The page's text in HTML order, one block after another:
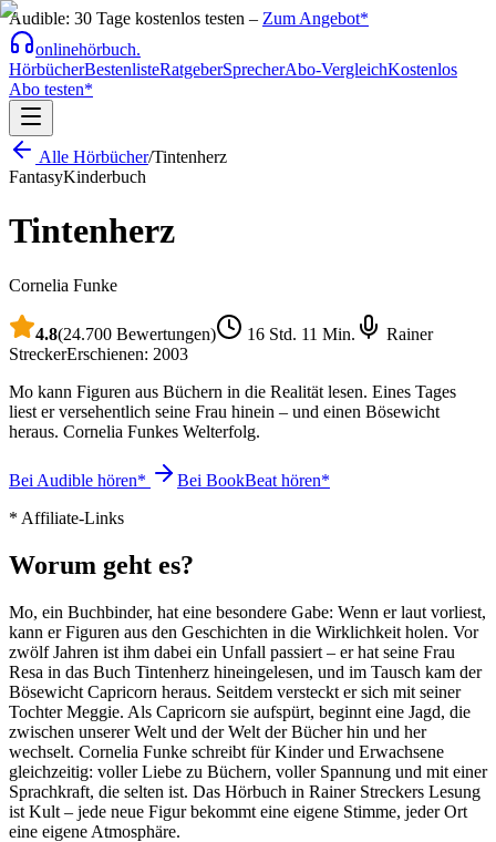
Audible: 30 Tage kostenlos testen – Zum Angebot*
onlinehörbuch.
HörbücherBestenlisteRatgeberSprecherAbo-VergleichKostenlos
Abo testen*
Alle Hörbücher/Tintenherz
FantasyKinderbuch
Tintenherz
Cornelia Funke
4.8(24.700 Bewertungen) 16 Std. 11 Min.
Rainer
StreckerErschienen: 2003
Mo kann Figuren aus Büchern in die Realität lesen. Eines Tages
liest er versehentlich seine Frau hinein – und einen Bösewicht
heraus. Cornelia Funkes Welterfolg.
Bei Audible hören*
Bei BookBeat hören*
* Affiliate-Links
Worum geht es?
Mo, ein Buchbinder, hat eine besondere Gabe: Wenn er laut vorliest,
kann er Figuren aus den Geschichten in die Wirklichkeit holen. Vor
zwölf Jahren ist ihm dabei ein Unfall passiert – er hat seine Frau
Resa in das Buch Tintenherz hineingelesen, und im Tausch kam der
Bösewicht Capricorn heraus. Seitdem versteckt er sich mit seiner
Tochter Meggie. Als Capricorn sie aufspürt, beginnt eine Jagd, die
zwischen unserer Welt und der Welt der Bücher hin und her
wechselt. Cornelia Funke schreibt für Kinder und Erwachsene
gleichzeitig: voller Liebe zu Büchern, voller Spannung und mit einer
Sprachkraft, die selten ist. Das Hörbuch in Rainer Streckers Lesung
ist Kult – jede neue Figur bekommt eine eigene Stimme, jeder Ort
eine eigene Atmosphäre.